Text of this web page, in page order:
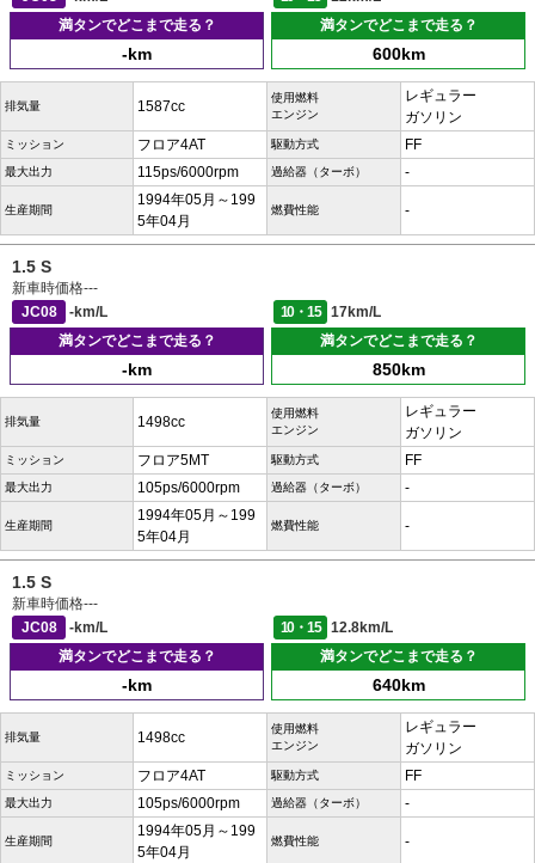
満タンでどこまで走る？
-km
満タンでどこまで走る？
600km
排気量 1587cc
使用燃料
エンジン
レギュラー
ガソリン
ミッション フロア4AT 駆動方式 FF
最大出力 115ps/6000rpm 過給器（ターボ） -
生産期間
1994年05月～199
5年04月
燃費性能 -
1.5 S
新車時価格---
JC08
-km/L 10・15
17km/L
満タンでどこまで走る？
-km
満タンでどこまで走る？
850km
排気量 1498cc
使用燃料
エンジン
レギュラー
ガソリン
ミッション フロア5MT 駆動方式 FF
最大出力 105ps/6000rpm 過給器（ターボ） -
生産期間
1994年05月～199
5年04月
燃費性能 -
1.5 S
新車時価格---
JC08
-km/L 10・15
12.8km/L
満タンでどこまで走る？
-km
満タンでどこまで走る？
640km
排気量 1498cc
使用燃料
エンジン
レギュラー
ガソリン
ミッション フロア4AT 駆動方式 FF
最大出力 105ps/6000rpm 過給器（ターボ） -
生産期間
1994年05月～199
5年04月
燃費性能 -